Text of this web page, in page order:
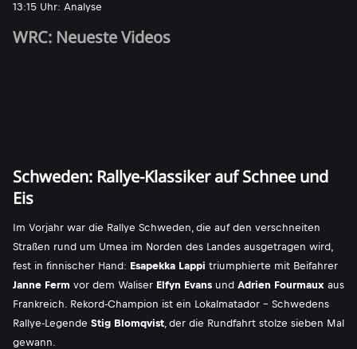
13:15 Uhr: Analyse
WRC: Neueste Videos
Schweden: Rallye-Klassiker auf Schnee und
Eis
Im Vorjahr war die Rallye Schweden, die auf den verschneiten
Straßen rund um Umea im Norden des Landes ausgetragen wird,
fest in finnischer Hand: Esapekka Lappi triumphierte mit Beifahrer
Janne Ferm vor dem Waliser Elfyn Evans und Adrien Fourmaux aus
Frankreich. Rekord-Champion ist ein Lokalmatador - Schwedens
Rallye-Legende Stig Blomqvist, der die Rundfahrt stolze sieben Mal
gewann.